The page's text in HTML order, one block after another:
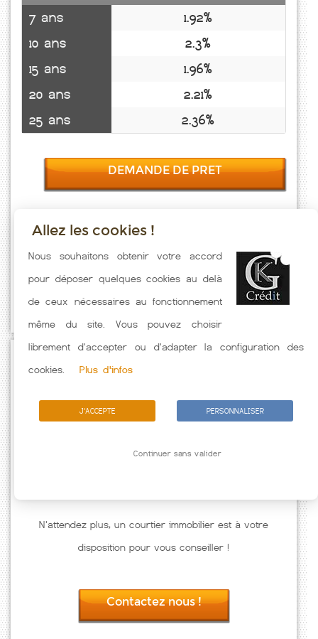
7 ans
1.92%
10 ans
2.3%
15 ans
1.96%
20 ans
2.21%
25 ans
2.36%
DEMANDE DE PRET
Taux emprunt actualisés (St Cernin De Reillac) toutes les semaines.
Taux Immobilier pratiqués par nos partenaires bancaires. Meilleur
Taux hors assurance. Taux crédit immobilier indicatif fonction des
caractéristiques de l'emprunteur.
N'attendez plus, un courtier immobilier est à votre
disposition pour vous conseiller !
Contactez nous !
Allez les cookies !
Nous souhaitons obtenir votre accord
pour déposer quelques cookies au delà
de ceux nécessaires au fonctionnement
même du site. Vous pouvez choisir
librement d'accepter ou d'adapter la configuration des
cookies.
Plus d'infos
J'ACCEPTE PERSONNALISER
Continuer sans valider